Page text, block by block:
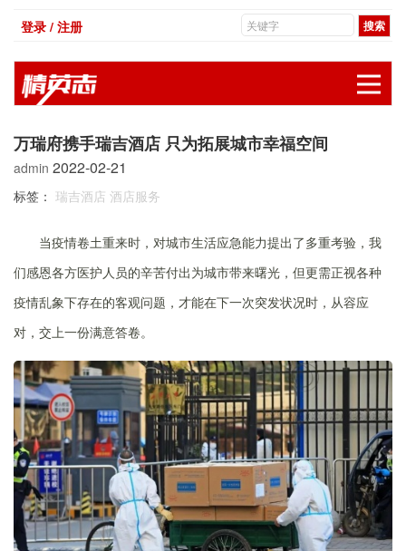
登录 / 注册
万瑞府携手瑞吉酒店 只为拓展城市幸福空间
admin 2022-02-21
标签： 瑞吉酒店 酒店服务
当疫情卷土重来时，对城市生活应急能力提出了多重考验，我
们感恩各方医护人员的辛苦付出为城市带来曙光，但更需正视各种
疫情乱象下存在的客观问题，才能在下一次突发状况时，从容应
对，交上一份满意答卷。